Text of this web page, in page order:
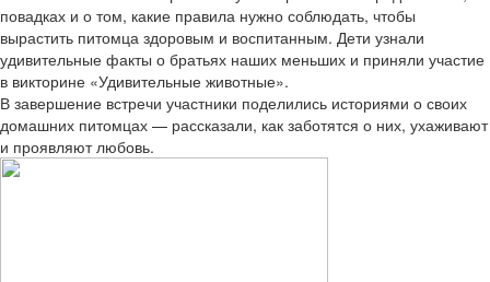
повадках и о том, какие правила нужно соблюдать, чтобы
вырастить питомца здоровым и воспитанным. Дети узнали
удивительные факты о братьях наших меньших и приняли участие
в викторине «Удивительные животные».
В завершение встречи участники поделились историями о своих
домашних питомцах — рассказали, как заботятся о них, ухаживают
и проявляют любовь.